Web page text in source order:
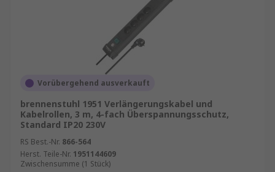
verschiedene Mantelmaterial wie z. B.
sowie nachhaltige Produkte, unsere
Better-World-Produkte
Informationen zur spätesten Bestelluhrzeit für
eine garantierte Lieferung am nächsten Werktag
sowie zum Mindestbestellwert für eine
kostenfreie Lieferung finden Sie auf der
jeweiligen Produktseite. RS ist Ihr
Ansprechpartner für das Bestandsmanagement
Vorübergehend ausverkauft
brennenstuhl 1951 Verlängerungskabel und
Kabelrollen, 3 m, 4-fach Überspannungsschutz,
Standard IP20 230V
RS Best.-Nr. 866-564
Herst. Teile-Nr. 1951144609
Zwischensumme (1 Stück)